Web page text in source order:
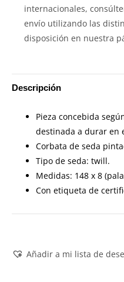
internacionales,
envío utilizando las
disposición en nuestra
Descripción
Pieza concebida
destinada a durar en
Corbata de seda
Tipo de seda: twill.
Medidas: 148 x 8
Con etiqueta de
Añadir a mi lista de